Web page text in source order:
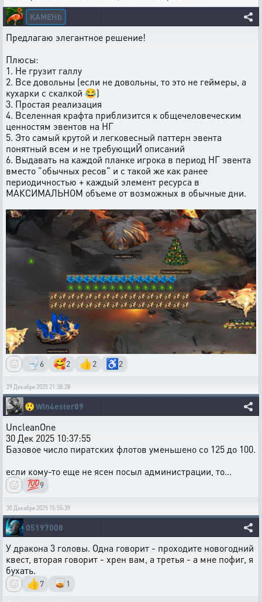
KAMEHb
Предлагаю элегантное решение!
Плюсы:
1. Не грузит галлу
2. Все довольны (если не довольны, то это не геймеры, а
кухарки с скалкой 😂)
3. Простая реализация
4. Вселенная крафта приблизится к общечеловеческим
ценностям эвентов на НГ
5. Это самый крутой и легковесный паттерн эвента
понятный всем и не требующиЙ описаний
6. Выдавать на каждой планке игрока в период НГ эвента
вместо "обычных ресов" и с такой же как ранее
периодичностью + каждый элемент ресурса в
МАКСИМАЛЬНОМ объеме от возможных в обычные дни.
🚽 6 🥰2 👍2 ♿2
29 Декабря 2025 21:38:28
😲Win4ester89
UncleanOne
30 Дек 2025 10:37:55
Базовое число пиратских флотов уменьшено со 125 до 100.
если кому-то еще не ясен посыл администрации, то...
💯9
30 Декабря 2025 15:55:39
05197008
У дракона 3 головы. Одна говорит - проходите новогодний
квест, вторая говорит - хрен вам, а третья - а мне пофиг, я
бухать.
👍7 🥃 1